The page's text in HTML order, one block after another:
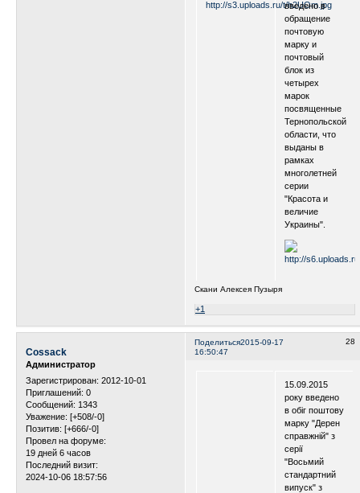
введено в
обращение
почтовую
марку и
почтовый
блок из
четырех
марок
посвященные
Тернопольской
области, что
выданы в
рамках
многолетней
серии
"Красота и
величие
Украины".
Скани Алексея Пузыря
+1
Поделиться 28
2015-09-17
16:50:47
Cossack
Администратор
Зарегистрирован: 2012-10-01
Приглашений: 0
Сообщений: 1343
Уважение: [+508/-0]
Позитив: [+666/-0]
Провел на форуме:
19 дней 6 часов
Последний визит:
2024-10-06 18:57:56
15.09.2015
року введено
в обіг поштову
марку "Дерен
справжній" з
серії
"Восьмий
стандартний
випуск" з